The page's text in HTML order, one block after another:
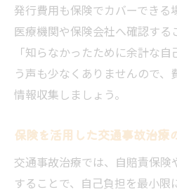
発行費用も保険でカバーできる
医療機関や保険会社へ確認する
「知らなかったために余計な
う声も少なくありませんので、
情報収集しましょう。
保険を活用した交通事故治療
交通事故治療では、自賠責保険
することで、自己負担を最小限